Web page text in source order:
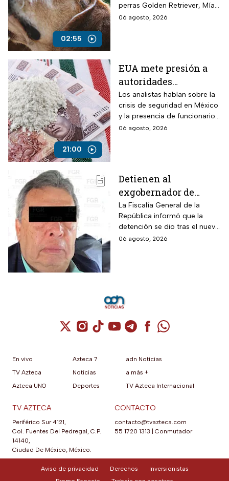
02:55
perras Golden Retriever, Mía y
Camila, de seis años, robadas
06 agosto, 2026
21:00
EUA mete presión a
autoridades
mexicanas para
combatir al
narcotráfico y detener
a funcionarios
Los analistas hablan sobre la
crisis de seguridad en México
y la presencia de funcionarios
corruptos en el narcotráfico
06 agosto, 2026
Detienen al
exgobernador de
Guerrero, Ángel
Aguirre, por el Caso
Ayotzinapa
La Fiscalía General de la
República informó que la
detención se dio tras el nuevo
modelo de investigación
06 agosto, 2026
Cuenta de X / Twitter (se abre en una
Cuenta de Instagram (se abre en una
Cuenta de TikTok (se abre en
Cuenta de YouTube (se abre
Cuenta de Telegram (se
Cuenta de
Cuenta de
En vivo
TV Azteca
Azteca UNO
Azteca 7
Noticias
Deportes
adn Noticias
a más +
TV Azteca Internacional
TV AZTECA
Periférico Sur 4121,
Col. Fuentes Del Pedregal, C.P.
14140,
Ciudad De México, México.
CONTACTO
contacto@tvazteca.com
55 1720 1313
Conmutador
Aviso de privacidad Derechos
Inversionistas